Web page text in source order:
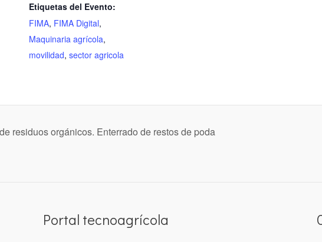
Etiquetas del Evento:
FIMA, FIMA Digital,
Maquinaria agrícola,
movilidad, sector agricola
residuos orgánicos. Enterrado de restos de poda
Portal tecnoagrícola